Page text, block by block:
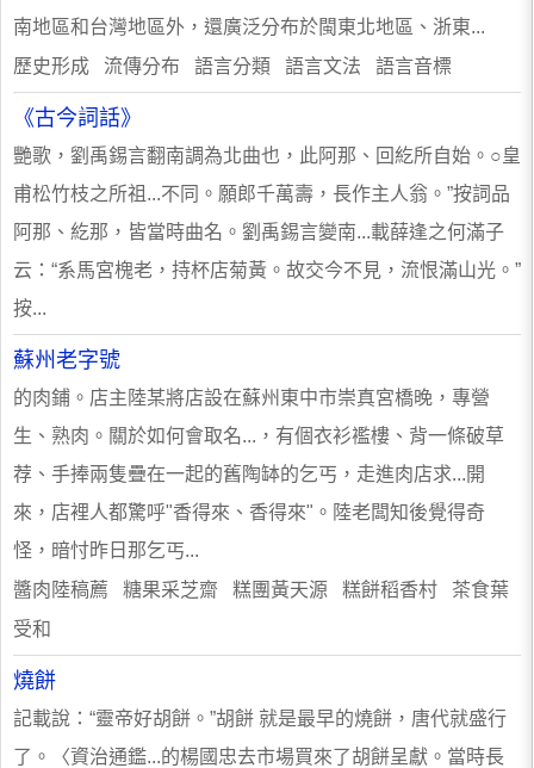
南地區和台灣地區外，還廣泛分布於閩東北地區、浙東...
歷史形成 流傳分布 語言分類 語言文法 語言音標
《古今詞話》
艷歌，劉禹錫言翻南調為北曲也，此阿那、回紇所自始。○皇
甫松竹枝之所祖...不同。願郎千萬壽，長作主人翁。”按詞品
阿那、紇那，皆當時曲名。劉禹錫言變南...載薛逢之何滿子
云：“系馬宮槐老，持杯店菊黃。故交今不見，流恨滿山光。”
按...
蘇州老字號
的肉鋪。店主陸某將店設在蘇州東中市崇真宮橋晚，專營
生、熟肉。關於如何會取名...，有個衣衫襤樓、背一條破草
荐、手捧兩隻疊在一起的舊陶缽的乞丐，走進肉店求...開
來，店裡人都驚呼"香得來、香得來"。陸老闆知後覺得奇
怪，暗忖昨日那乞丐...
醬肉陸稿薦 糖果采芝齋 糕團黃天源 糕餅稻香村 茶食葉
受和
燒餅
記載說：“靈帝好胡餅。”胡餅 就是最早的燒餅，唐代就盛行
了。〈資治通鑑...的楊國忠去市場買來了胡餅呈獻。當時長